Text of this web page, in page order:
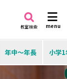
menu
教室検索
年中～年長 小学